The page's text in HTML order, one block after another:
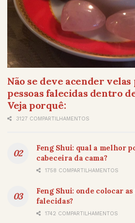
Não se deve acender velas
pessoas falecidas dentro
Veja porquê:
3127 COMPARTILHAMENTOS
Feng Shui: qual a melhor
cabeceira da cama?
1758 COMPARTILHAMENTOS
Feng Shui: onde colocar
falecidas?
1742 COMPARTILHAMENTOS